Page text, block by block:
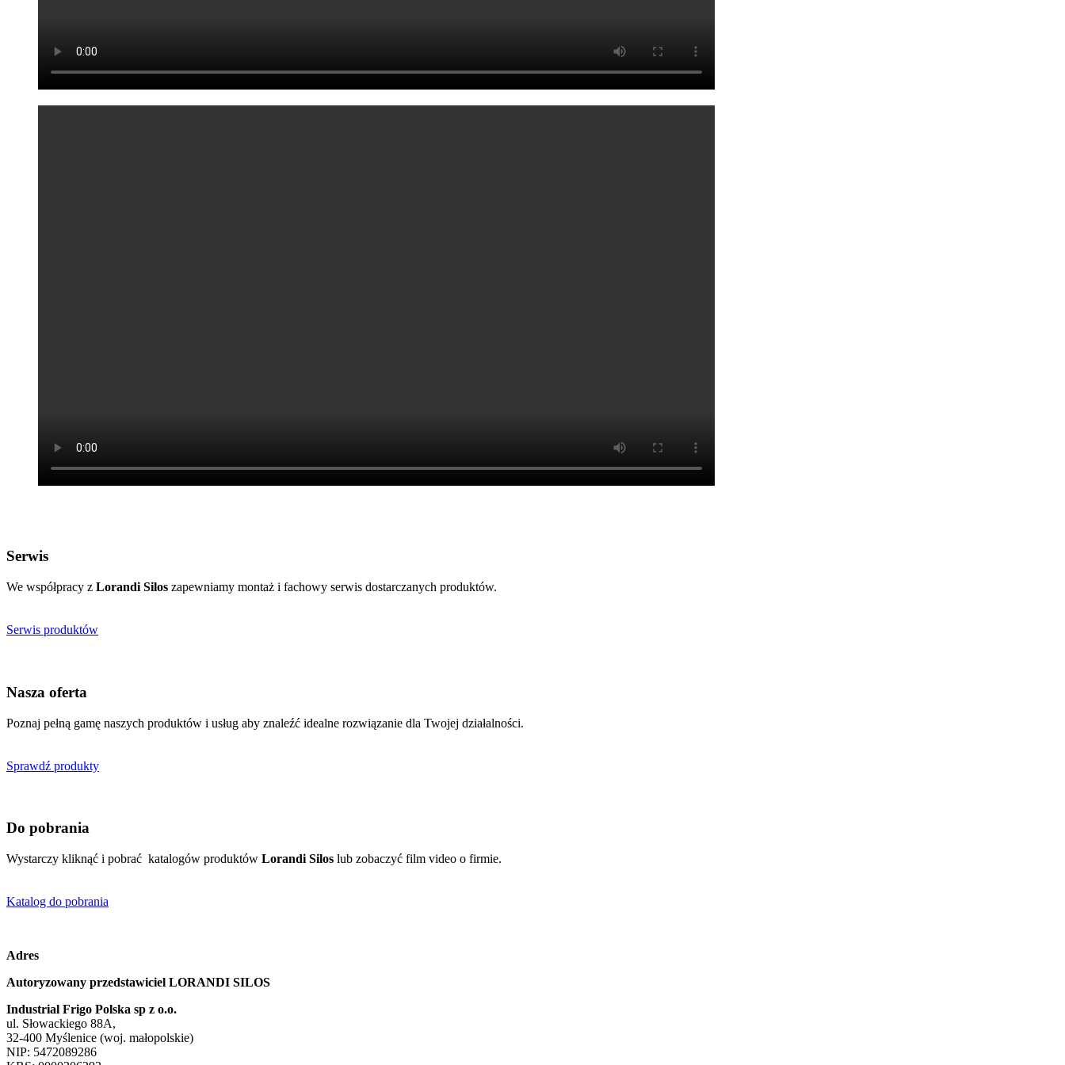
Serwis
We współpracy z Lorandi Silos zapewniamy montaż i fachowy serwis dostarczanych produktów.
Serwis produktów
Nasza oferta
Poznaj pełną gamę naszych produktów i usług aby znaleźć idealne rozwiązanie dla Twojej działalności.
Sprawdź produkty
Do pobrania
Wystarczy kliknąć i pobrać katalogów produktów Lorandi Silos lub zobaczyć film video o firmie.
Katalog do pobrania
Adres
Autoryzowany przedstawiciel LORANDI SILOS
Industrial Frigo Polska sp z o.o.
ul. Słowackiego 88A,
32-400 Myślenice (woj. małopolskie)
NIP: 5472089286